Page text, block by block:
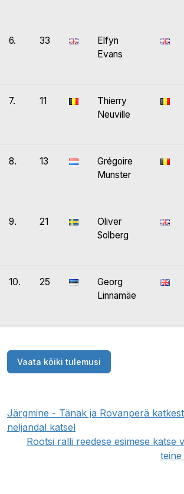
6. 33
Elfyn
Evans
7. 11
Thierry
Neuville
8. 13
Grégoire
Munster
9. 21
Oliver
Solberg
10. 25
Georg
Linnamäe
Vaata kõiki tulemusi
Järgmine - Tänak ja Rovanperä
neljandal katsel
Rootsi ralli reedese esimese katse